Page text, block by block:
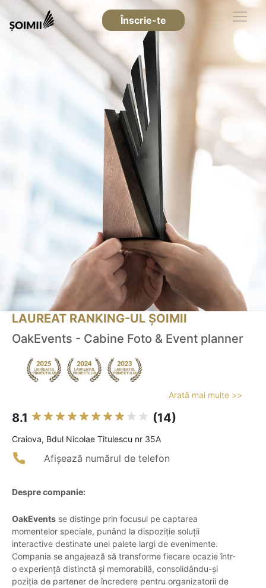
Înscrie-te
LAUREAT RANKING-UL ȘOIMII
OakEvents - Cabine Foto & Event planner
Arată mai multe >>
8.1 (14)
Craiova, Bdul Nicolae Titulescu nr 35A
Afișează numărul de telefon
Despre companie:
OakEvents se distinge prin focusul pe captarea
momentelor speciale, punând la dispoziție soluții
interactive destinate unei palete largi de evenimente.
Compania se angajează să transforme fiecare ocazie într-
o experiență distinctă și memorabilă, consolidându-și
poziția de partener de încredere pentru organizatorii de